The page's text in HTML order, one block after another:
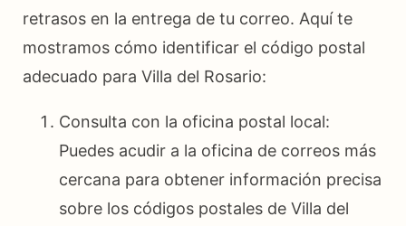
retrasos en la entrega de tu correo. Aquí te
mostramos cómo identificar el código postal
adecuado para Villa del Rosario:
Consulta con la oficina postal local:
Puedes acudir a la oficina de correos más
cercana para obtener información precisa
sobre los códigos postales de Villa del